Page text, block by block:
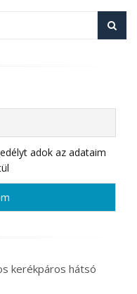
adok az adataim
kerékpáros hátsó